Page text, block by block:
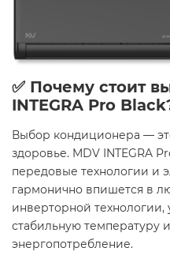
✅ Почему стоит
INTEGRA Pro
Выбор кондиционера —
здоровье. MDV INTEGRA
передовые технологии и
гармонично впишется в
инверторной технологии,
стабильную температуру
энергопотребление.​